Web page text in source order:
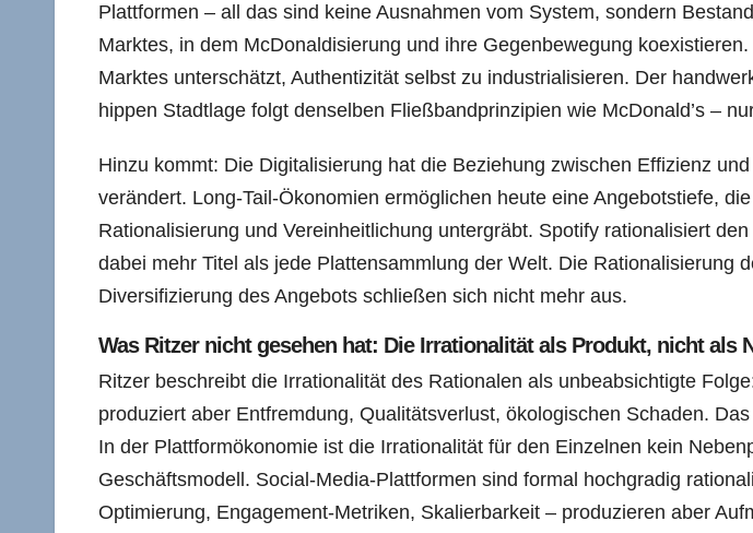
Plattformen – all das sind keine Ausnahmen vom System, sondern
Marktes, in dem McDonaldisierung und ihre Gegenbewegung
Marktes unterschätzt, Authentizität selbst zu industrialisieren. Der
hippen Stadtlage folgt denselben Fließbandprinzipien wie McDonald’s –
Hinzu kommt: Die Digitalisierung hat die Beziehung zwischen Effizienz
verändert. Long-Tail-Ökonomien ermöglichen heute eine Angebotstiefe,
Rationalisierung und Vereinheitlichung untergräbt. Spotify rationalisiert
dabei mehr Titel als jede Plattensammlung der Welt. Die Rationalisierung
Diversifizierung des Angebots schließen sich nicht mehr aus.
Was Ritzer nicht gesehen hat: Die Irrationalität als Produkt, nicht als
Ritzer beschreibt die Irrationalität des Rationalen als unbeabsichtigte
produziert aber Entfremdung, Qualitätsverlust, ökologischen Schaden.
In der Plattformökonomie ist die Irrationalität für den Einzelnen kein
Geschäftsmodell. Social-Media-Plattformen sind formal hochgradig
Optimierung, Engagement-Metriken, Skalierbarkeit – produzieren aber